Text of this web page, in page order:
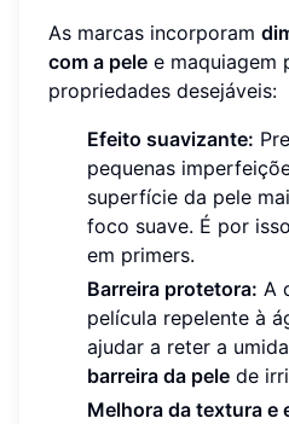
As marcas incorporam
com a pele e maquiagem
propriedades desejáveis:
Efeito suavizante:
pequenas
superfície da pele
foco suave. É por
em primers.
Barreira protetora: A
película repelente à
ajudar a reter a
barreira da pele de
Melhora da textura e